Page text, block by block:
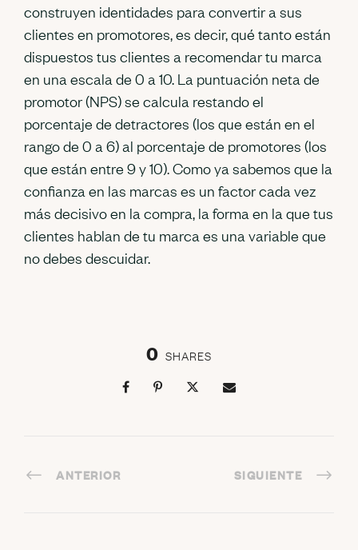
construyen identidades para convertir a sus
clientes en promotores, es decir, qué tanto están
dispuestos tus clientes a recomendar tu marca
en una escala de 0 a 10. La puntuación neta de
promotor (NPS) se calcula restando el
porcentaje de detractores (los que están en el
rango de 0 a 6) al porcentaje de promotores (los
que están entre 9 y 10). Como ya sabemos que la
confianza en las marcas es un factor cada vez
más decisivo en la compra, la forma en la que tus
clientes hablan de tu marca es una variable que
no debes descuidar.
0 SHARES
ANTERIOR SIGUIENTE